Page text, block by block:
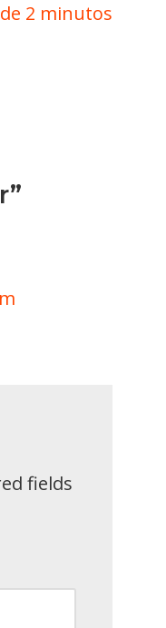
2 minutos
fields